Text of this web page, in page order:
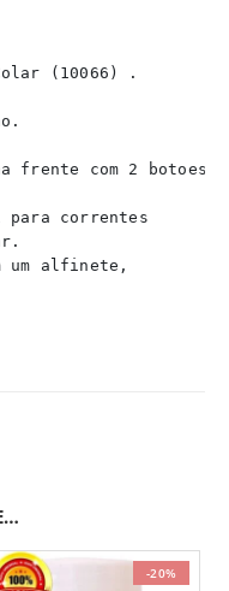
(10066) .
frente com 2
para correntes
um alfinete,
-20%